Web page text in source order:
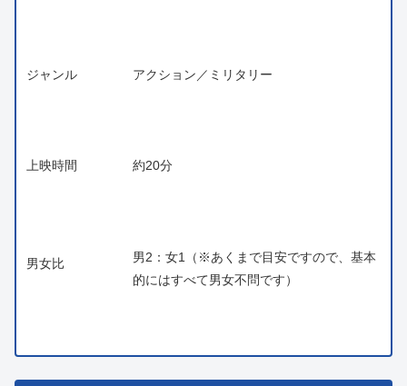
ジャンル アクション／ミリタリー
上映時間 約20分
男女比
男2：女1（※あくまで目安ですので、基本
的にはすべて男女不問です）